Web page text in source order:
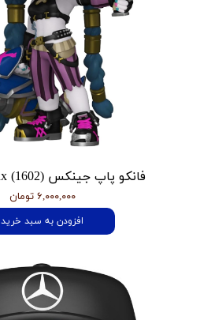
فانکو پاپ جینکس Arcane - Jinx (1602)
۶,۰۰۰,۰۰۰ تومان
افزودن به سبد خرید